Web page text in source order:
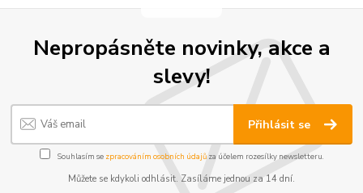
Nepropásněte novinky, akce a
slevy!
Přihlásit se
Souhlasím se zpracováním osobních údajůza účelem rozesílky newsletteru.
Můžete se kdykoli odhlásit. Zasíláme jednou za 14 dní.